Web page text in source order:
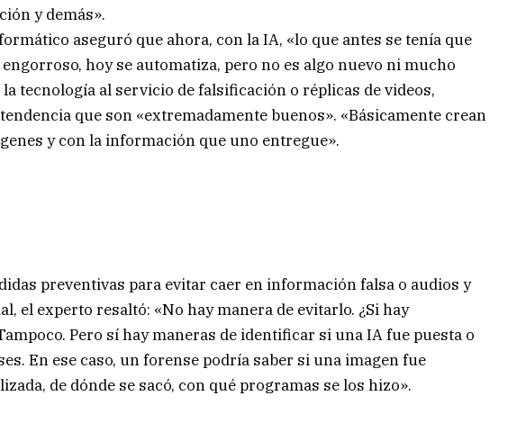
y demás».
aseguró que ahora, con la IA, «lo que antes se tenía que
hoy se automatiza, pero no es algo nuevo ni mucho
tecnología al servicio de falsificación o réplicas de videos,
que son «extremadamente buenos». «Básicamente crean
y con la información que uno entregue».
preventivas para evitar caer en información falsa o audios y
el experto resaltó: «No hay manera de evitarlo. ¿Si hay
Pero sí hay maneras de identificar si una IA fue puesta o
En ese caso, un forense podría saber si una imagen fue
de dónde se sacó, con qué programas se los hizo».